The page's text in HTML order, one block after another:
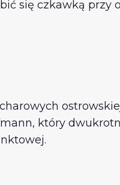
się czkawką przy
który